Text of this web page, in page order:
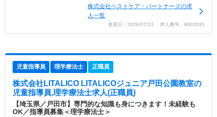
株式会社ベストケア・パートナーズの求
人一覧
更新日：2026/07/13 求人番号：9002035
児童指導員 理学療法士 正職員
株式会社LITALICO LITALICOジュニア戸田公園教室の
児童指導員,理学療法士求人(正職員)
【埼玉県／戸田市】専門的な知識も身につきます！未経験も
OK／指導員募集＜理学療法士＞